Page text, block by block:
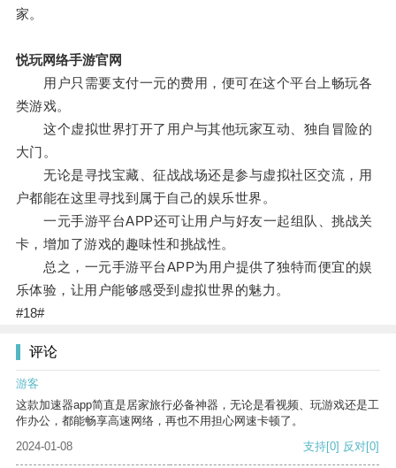
家。
悦玩网络手游官网
用户只需要支付一元的费用，便可在这个平台上畅玩各
类游戏。
这个虚拟世界打开了用户与其他玩家互动、独自冒险的
大门。
无论是寻找宝藏、征战战场还是参与虚拟社区交流，用
户都能在这里寻找到属于自己的娱乐世界。
一元手游平台APP还可让用户与好友一起组队、挑战关
卡，增加了游戏的趣味性和挑战性。
总之，一元手游平台APP为用户提供了独特而便宜的娱
乐体验，让用户能够感受到虚拟世界的魅力。
#18#
评论
游客
这款加速器app简直是居家旅行必备神器，无论是看视频、玩游戏还是工
作办公，都能畅享高速网络，再也不用担心网速卡顿了。
2024-01-08
支持[0] 反对[0]